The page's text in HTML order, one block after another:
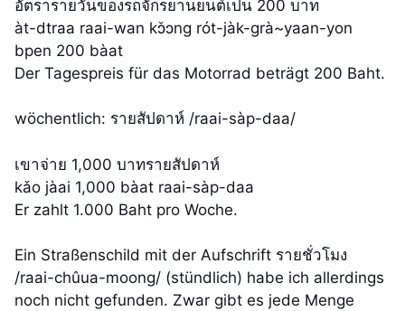
อัตรารายวันของรถจักรยานยนต์เป็น 200 บาท
àt-dtraa raai-wan kɔ̌ɔng rót-jàk-grà~yaan-yon
bpen 200 bàat
Der Tagespreis für das Motorrad beträgt 200 Baht.
wöchentlich: รายสัปดาห์ /raai-sàp-daa/
เขาจ่าย 1,000 บาทรายสัปดาห์
kǎo jàai 1,000 bàat raai-sàp-daa
Er zahlt 1.000 Baht pro Woche.
Ein Straßenschild mit der Aufschrift รายชั่วโมง
/raai-chûua-moong/ (stündlich) habe ich allerdings
noch nicht gefunden. Zwar gibt es jede Menge